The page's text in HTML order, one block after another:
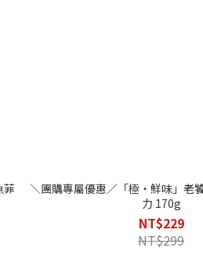
菲
＼團購專屬優惠／「極・鮮味」老
力 170g
NT$229
NT$299